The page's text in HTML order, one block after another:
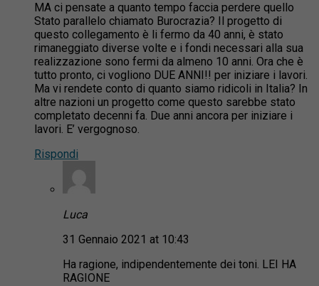
MA ci pensate a quanto tempo faccia perdere quello
Stato parallelo chiamato Burocrazia? Il progetto di
questo collegamento è li fermo da 40 anni, è stato
rimaneggiato diverse volte e i fondi necessari alla sua
realizzazione sono fermi da almeno 10 anni. Ora che è
tutto pronto, ci vogliono DUE ANNI!! per iniziare i lavori.
Ma vi rendete conto di quanto siamo ridicoli in Italia? In
altre nazioni un progetto come questo sarebbe stato
completato decenni fa. Due anni ancora per iniziare i
lavori. E’ vergognoso.
Rispondi
Luca
31 Gennaio 2021 at 10:43
Ha ragione, indipendentemente dei toni. LEI HA
RAGIONE